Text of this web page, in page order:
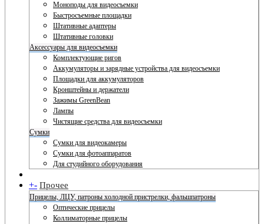
Моноподы для видеосъемки
Быстросъемные площадки
Штативные адаптеры
Штативные головки
Аксессуары для видеосъемки
Комплектующие ригов
Аккумуляторы и зарядные устройства для видеосъемки
Площадки для аккумуляторов
Кронштейны и держатели
Зажимы GreenBean
Лампы
Чистящие средства для видеосъемки
Сумки
Сумки для видеокамеры
Сумки для фотоаппаратов
Для студийного оборудования
+- Прочее
Прицелы, ЛЦУ, патроны холодной пристрелки, фальшпатроны
Оптические прицелы
Коллиматорные прицелы